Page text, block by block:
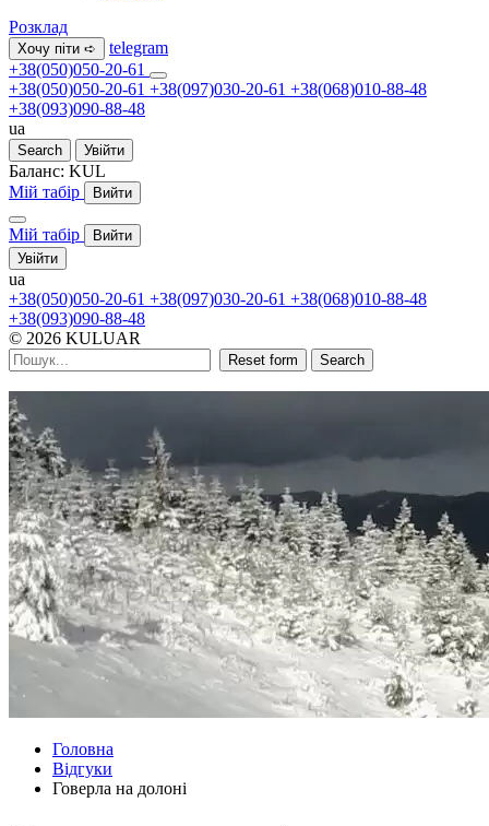
Розклад
Хочу піти ➪
telegram
+38(050)050-20-61
+38(050)050-20-61 +38(097)030-20-61 +38(068)010-88-48
+38(093)090-88-48
ua
Search Увійти
Баланс: KUL
Мій табір
Вийти
Мій табір
Вийти
Увійти
ua
+38(050)050-20-61 +38(097)030-20-61 +38(068)010-88-48
+38(093)090-88-48
© 2026 KULUAR
Reset form Search
Головна
Відгуки
Говерла на долоні